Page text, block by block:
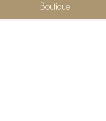
Boutique